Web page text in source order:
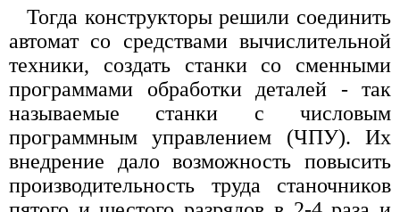
Тогда конструкторы решили соединить
автомат со средствами вычислительной
техники, создать станки со сменными
программами обработки деталей - так
называемые станки с числовым
программным управлением (ЧПУ). Их
внедрение дало возможность повысить
производительность труда станочников